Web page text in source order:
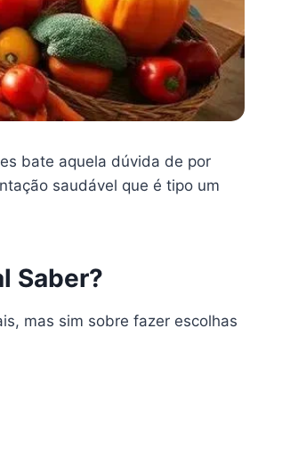
bate aquela dúvida de por
saudável que é tipo um
Saber?
mas sim sobre fazer escolhas